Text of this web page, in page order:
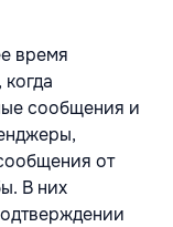
время
сообщения и
от
В них